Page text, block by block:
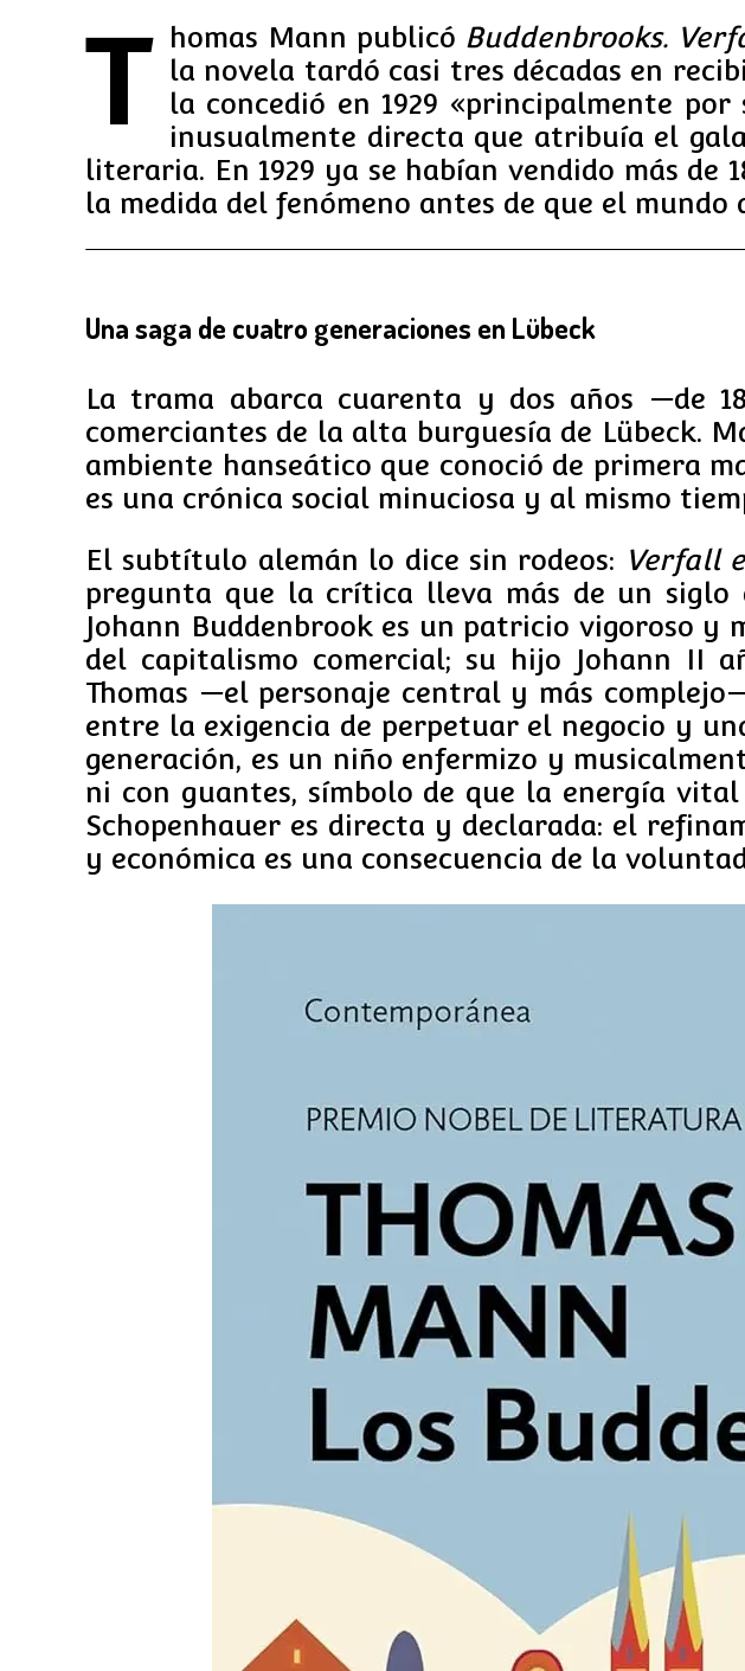
T homas Mann publicó Buddenbrooks.
la novela tardó casi tres décadas en
la concedió en 1929 «principalmente
inusualmente directa que atribuía el
literaria. En 1929 ya se habían vendido más de
la medida del fenómeno antes de que el
Una saga de cuatro generaciones en Lübeck
La trama abarca cuarenta y dos años —de
comerciantes de la alta burguesía de Lübeck.
ambiente hanseático que conoció de primera
es una crónica social minuciosa y al mismo
El subtítulo alemán lo dice sin rodeos: Verfall
pregunta que la crítica lleva más de un siglo
Johann Buddenbrook es un patricio vigoroso y
del capitalismo comercial; su hijo Johann II
Thomas —el personaje central y más
entre la exigencia de perpetuar el negocio y
generación, es un niño enfermizo y
ni con guantes, símbolo de que la energía
Schopenhauer es directa y declarada: el
y económica es una consecuencia de la